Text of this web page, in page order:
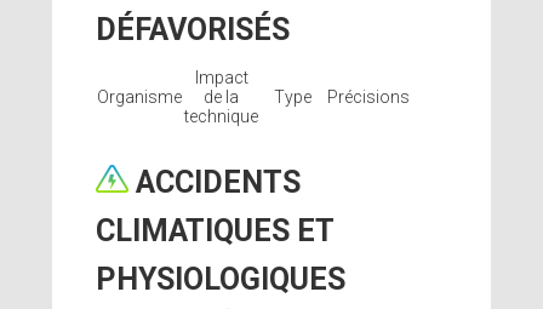
DÉFAVORISÉS
Organisme
Impact
de la
technique
Type Précisions
ACCIDENTS
CLIMATIQUES ET
PHYSIOLOGIQUES